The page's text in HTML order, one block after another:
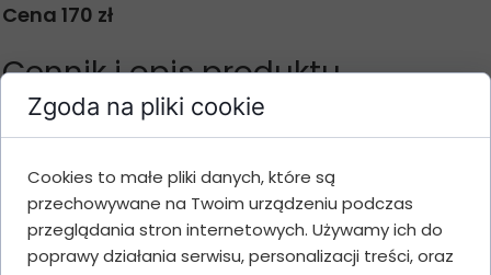
Cena 170 zł
Cennik i opis produktu
opakowań
1
10 mg/tab-
90 tablets
170 zł 170 zł
10
Zgoda na pliki cookie
Cookies to małe pliki danych, które są
przechowywane na Twoim urządzeniu podczas
przeglądania stron internetowych. Używamy ich do
poprawy działania serwisu, personalizacji treści, oraz